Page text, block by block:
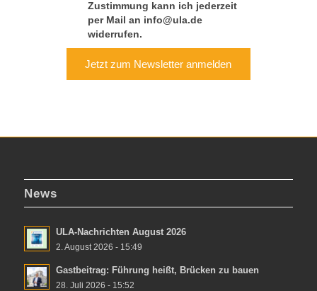
Jetzt zum Newsletter anmelden
Zustimmung kann ich jederzeit
per Mail an info@ula.de
widerrufen.
News
ULA-Nachrichten August 2026
2. August 2026 - 15:49
Gastbeitrag: Führung heißt, Brücken zu bauen
28. Juli 2026 - 15:52